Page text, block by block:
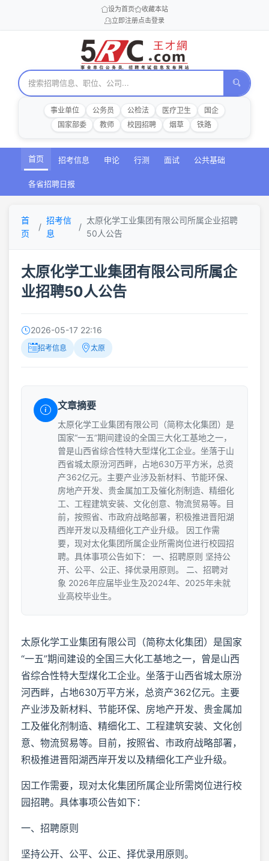
设为首页
收藏本站
立即注册点击登录
事业单位 公务员 公检法 医疗卫生
国企
国家部委
教师 校园招聘 烟草 铁路
首页 招考信息 申论 行测 面试 公共基础
各省招聘日报
首
页
招考信
息
太原化学工业集团有限公司所属企业招聘
50人公告
太原化学工业集团有限公司所属企
业招聘50人公告
2026-05-17 22:16
招考信息 太原
文章摘要
太原化学工业集团有限公司（简称太化集团）是
国家“一五”期间建设的全国三大化工基地之一，
曾是山西省综合性特大型煤化工企业。坐落于山
西省城太原汾河西畔，占地630万平方米，总资
产362亿元。主要产业涉及新材料、节能环保、
房地产开发、贵金属加工及催化剂制造、精细化
工、工程建筑安装、文化创意、物流贸易等。目
前，按照省、市政府战略部署，积极推进晋阳湖
西岸开发以及精细化工产业升级。 因工作需
要，现对太化集团所属企业所需岗位进行校园招
聘。具体事项公告如下： 一、招聘原则 坚持公
开、公平、公正、择优录用原则。 二、招聘对
象 2026年应届毕业生及2024年、2025年未就
业高校毕业生。
太原化学工业集团有限公司（简称太化集团）是国家
“一五”期间建设的全国三大化工基地之一，曾是山西
省综合性特大型煤化工企业。坐落于山西省城太原汾
河西畔，占地630万平方米，总资产362亿元。主要
产业涉及新材料、节能环保、房地产开发、贵金属加
工及催化剂制造、精细化工、工程建筑安装、文化创
意、物流贸易等。目前，按照省、市政府战略部署，
积极推进晋阳湖西岸开发以及精细化工产业升级。
因工作需要，现对太化集团所属企业所需岗位进行校
园招聘。具体事项公告如下：
一、招聘原则
坚持公开、公平、公正、择优录用原则。